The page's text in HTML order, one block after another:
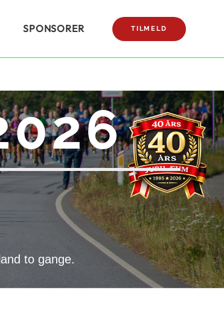
SPONSORER TILMELD
to gange.